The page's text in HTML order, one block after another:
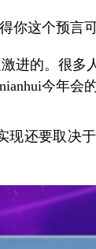
你这个预言可
进的。很
今年会
还要取决